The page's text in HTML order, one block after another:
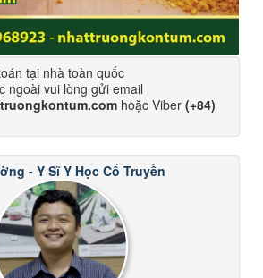
tại nhà toàn quốc
ngoài vui lòng gửi email
hoặc Viber (+84)
- Y Sĩ Y Học Cổ Truyền